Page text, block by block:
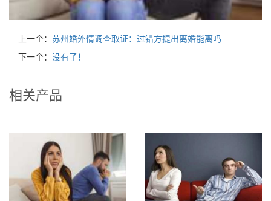
上一个： 苏州婚外情调查取证：过错方提出离婚能离吗
下一个： 没有了！
相关产品